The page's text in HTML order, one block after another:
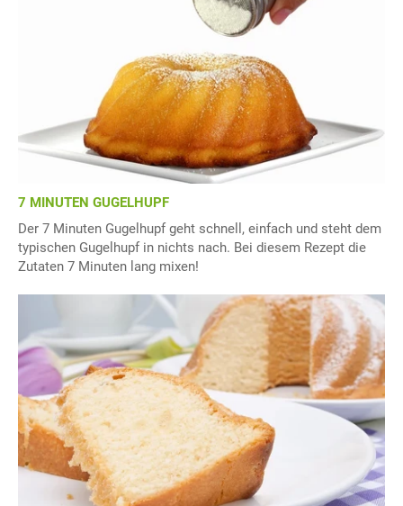
7 MINUTEN GUGELHUPF
Der 7 Minuten Gugelhupf geht schnell, einfach und steht dem
typischen Gugelhupf in nichts nach. Bei diesem Rezept die
Zutaten 7 Minuten lang mixen!